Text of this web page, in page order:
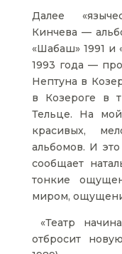
Далее
Кинчева —
«Шабаш» 1991 и
1993 года —
Нептуна в
в Козероге в
Тельце. На
красивых,
альбомов. И
сообщает
тонкие
миром,
«Театр
отбросит